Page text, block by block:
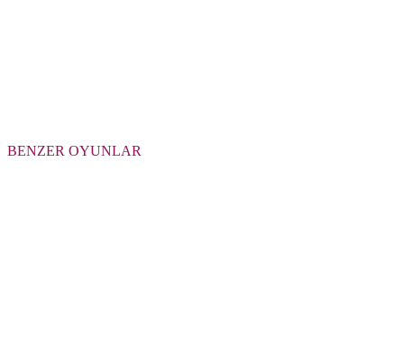
BENZER OYUNLAR